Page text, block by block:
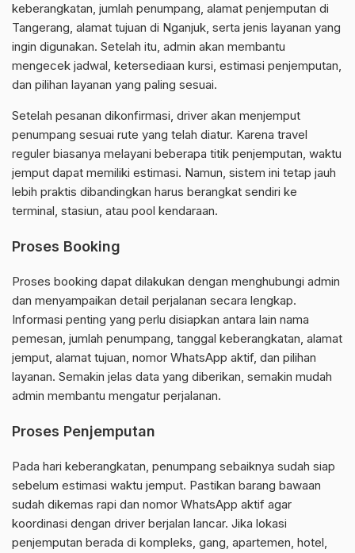
keberangkatan, jumlah penumpang, alamat penjemputan di
Tangerang, alamat tujuan di Nganjuk, serta jenis layanan yang
ingin digunakan. Setelah itu, admin akan membantu
mengecek jadwal, ketersediaan kursi, estimasi penjemputan,
dan pilihan layanan yang paling sesuai.
Setelah pesanan dikonfirmasi, driver akan menjemput
penumpang sesuai rute yang telah diatur. Karena travel
reguler biasanya melayani beberapa titik penjemputan, waktu
jemput dapat memiliki estimasi. Namun, sistem ini tetap jauh
lebih praktis dibandingkan harus berangkat sendiri ke
terminal, stasiun, atau pool kendaraan.
Proses Booking
Proses booking dapat dilakukan dengan menghubungi admin
dan menyampaikan detail perjalanan secara lengkap.
Informasi penting yang perlu disiapkan antara lain nama
pemesan, jumlah penumpang, tanggal keberangkatan, alamat
jemput, alamat tujuan, nomor WhatsApp aktif, dan pilihan
layanan. Semakin jelas data yang diberikan, semakin mudah
admin membantu mengatur perjalanan.
Proses Penjemputan
Pada hari keberangkatan, penumpang sebaiknya sudah siap
sebelum estimasi waktu jemput. Pastikan barang bawaan
sudah dikemas rapi dan nomor WhatsApp aktif agar
koordinasi dengan driver berjalan lancar. Jika lokasi
penjemputan berada di kompleks, gang, apartemen, hotel,